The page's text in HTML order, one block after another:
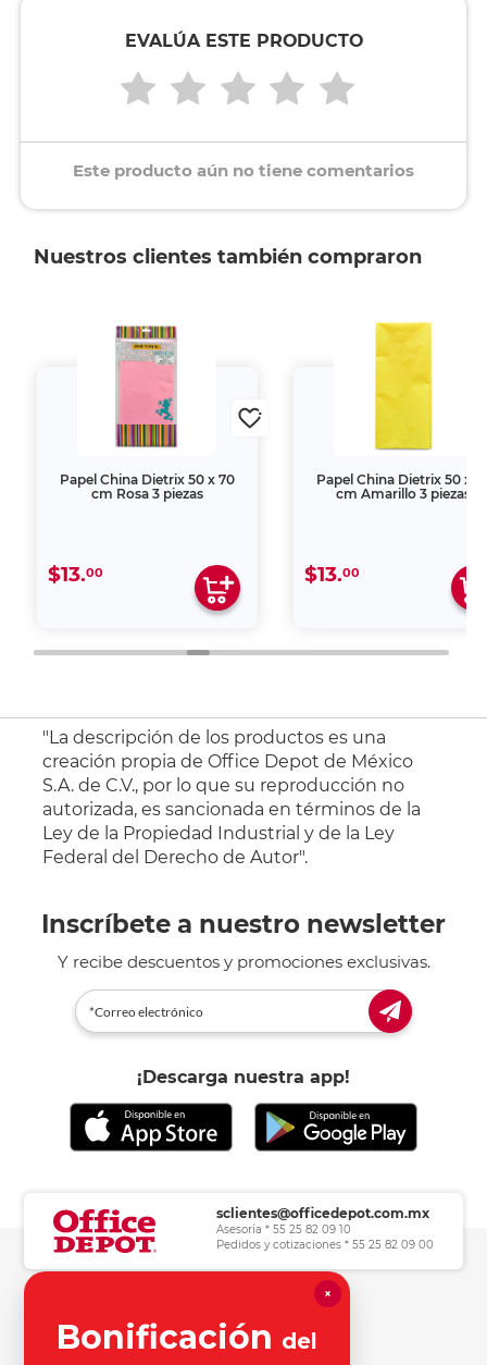
EVALÚA ESTE PRODUCTO
Este producto aún no tiene comentarios
Nuestros clientes también compraron
Papel China Dietrix 50 x 70
cm Rosa 3 piezas
$13.00
Papel China Dietrix 50 x
cm Amarillo 3 piezas
$13.00
"La descripción de los productos es una
creación propia de Office Depot de México
S.A. de C.V., por lo que su reproducción no
autorizada, es sancionada en términos de la
Ley de la Propiedad Industrial y de la Ley
Federal del Derecho de Autor".
Inscríbete a nuestro newsletter
Y recibe descuentos y promociones exclusivas.
¡Descarga nuestra app!
sclientes@officedepot.com.mx
Asesoría * 55 25 82 09 10
Pedidos y cotizaciones * 55 25 82 09 00
Herramientas de consulta
×
Bonificación del